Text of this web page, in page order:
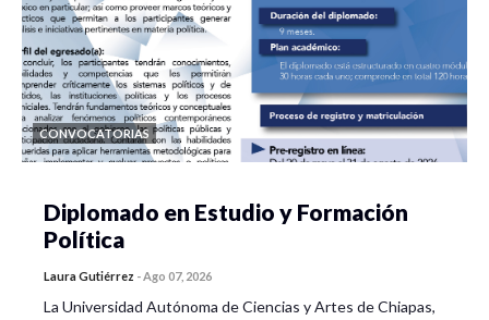
CONVOCATORIAS
Diplomado en Estudio y Formación
Política
Laura Gutiérrez -Ago 07, 2026
La Universidad Autónoma de Ciencias y Artes de Chiapas,